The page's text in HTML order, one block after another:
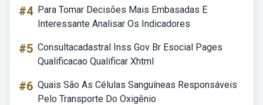
#4 Para Tomar Decisões Mais Embasadas E
Interessante Analisar Os Indicadores
#5 Consultacadastral Inss Gov Br Esocial Pages
Qualificacao Qualificar Xhtml
#6 Quais São As Células Sanguíneas Responsáveis
Pelo Transporte Do Oxigênio